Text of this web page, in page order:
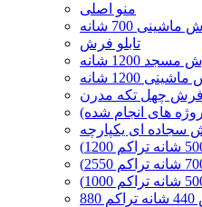
منو اصلی
700 شانه
تابلو فرش
1200 شانه
1200 شانه
فرش چهل تکه مدرن
های انجام شده)
سجاده ای یکپارچه